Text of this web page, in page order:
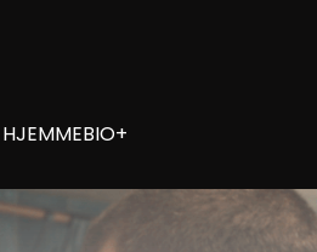
HJEMMEBIO+